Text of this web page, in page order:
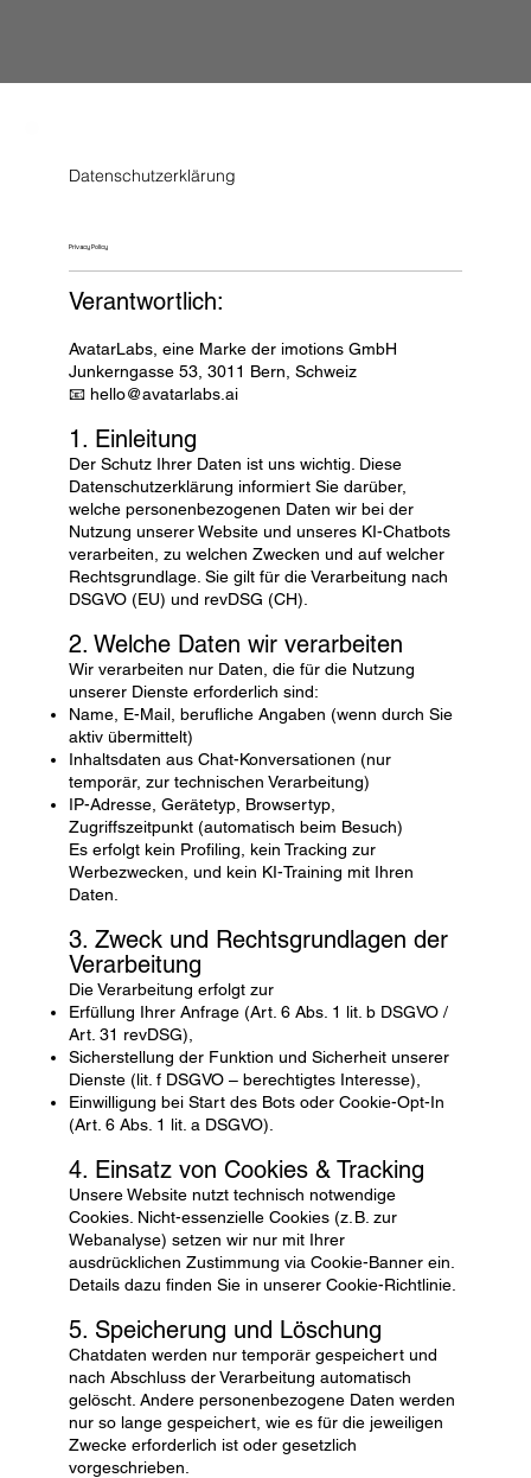
Datenschutzerklärung
Privacy Policy
Verantwortlich:
AvatarLabs, eine Marke der imotions GmbH
Junkerngasse 53, 3011 Bern, Schweiz
📧 hello@avatarlabs.ai
1. Einleitung
Der Schutz Ihrer Daten ist uns wichtig. Diese
Datenschutzerklärung informiert Sie darüber,
welche personenbezogenen Daten wir bei der
Nutzung unserer Website und unseres KI-Chatbots
verarbeiten, zu welchen Zwecken und auf welcher
Rechtsgrundlage. Sie gilt für die Verarbeitung nach
DSGVO (EU) und revDSG (CH).
2. Welche Daten wir verarbeiten
Wir verarbeiten nur Daten, die für die Nutzung
unserer Dienste erforderlich sind:
Name, E-Mail, berufliche Angaben (wenn durch Sie
aktiv übermittelt)
Inhaltsdaten aus Chat-Konversationen (nur
temporär, zur technischen Verarbeitung)
IP-Adresse, Gerätetyp, Browsertyp,
Zugriffszeitpunkt (automatisch beim Besuch)
Es erfolgt kein Profiling, kein Tracking zur
Werbezwecken, und kein KI-Training mit Ihren
Daten.
3. Zweck und Rechtsgrundlagen der
Verarbeitung
Die Verarbeitung erfolgt zur
Erfüllung Ihrer Anfrage (Art. 6 Abs. 1 lit. b DSGVO /
Art. 31 revDSG),
Sicherstellung der Funktion und Sicherheit unserer
Dienste (lit. f DSGVO – berechtigtes Interesse),
Einwilligung bei Start des Bots oder Cookie-Opt-In
(Art. 6 Abs. 1 lit. a DSGVO).
4. Einsatz von Cookies & Tracking
Unsere Website nutzt technisch notwendige
Cookies. Nicht-essenzielle Cookies (z. B. zur
Webanalyse) setzen wir nur mit Ihrer
ausdrücklichen Zustimmung via Cookie-Banner ein.
Details dazu finden Sie in unsererCookie-Richtlinie
5. Speicherung und Löschung
Chatdaten werden nur temporär gespeichert und
nach Abschluss der Verarbeitung automatisch
gelöscht. Andere personenbezogene Daten werden
nur so lange gespeichert, wie es für die jeweiligen
Zwecke erforderlich ist oder gesetzlich
vorgeschrieben.